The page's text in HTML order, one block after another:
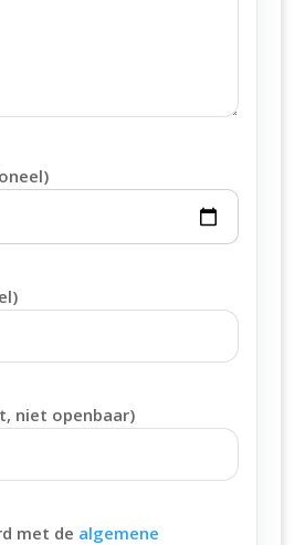
niet openbaar)
met de algemene